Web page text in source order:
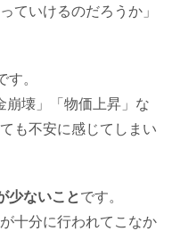
ていけるのだろうか」
す。
崩壊」「物価上昇」な
も不安に感じてしまい
少ないことです。
十分に行われてこなか